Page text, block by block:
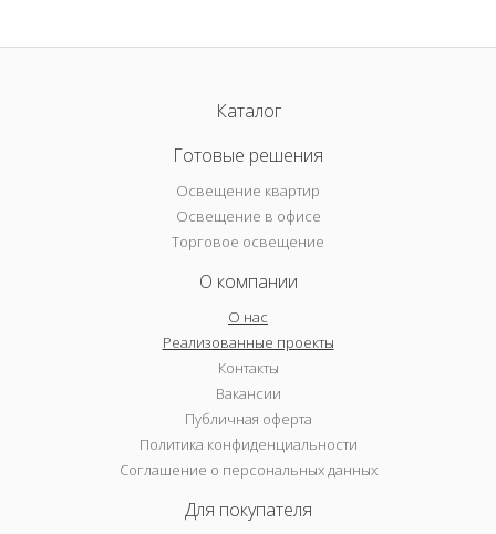
Каталог
Готовые решения
Освещение квартир
Освещение в офисе
Торговое освещение
О компании
О нас
Реализованные проекты
Контакты
Вакансии
Публичная оферта
Политика конфиденциальности
Соглашение о персональных данных
Для покупателя